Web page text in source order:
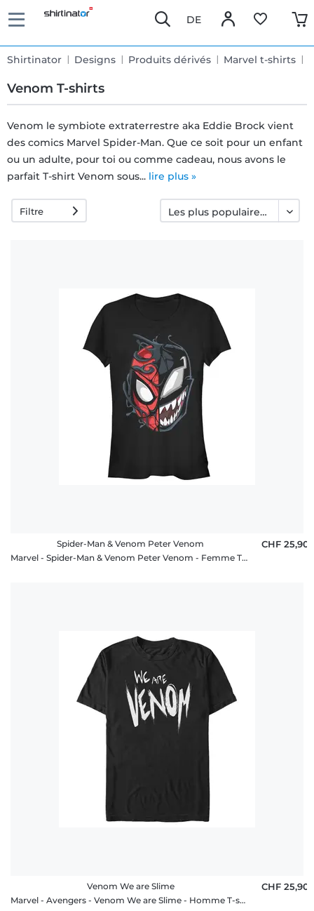
DE
Shirtinator Designs Produits dérivés Marvel t-shirts
Venom T-shirts
Livraison
rapide
Échange
rétractation
Venom le symbiote extraterrestre aka Eddie Brock vient
des comics Marvel Spider-Man. Que ce soit pour un enfant
ou un adulte, pour toi ou comme cadeau, nous avons le
parfait T-shirt Venom sous... lire plus »
Filtre
Spider-Man & Venom Peter Venom
Marvel - Spider-Man & Venom Peter Venom - Femme T-shirt
CHF 25,90
Venom We are Slime
Marvel - Avengers - Venom We are Slime - Homme T-shirt
CHF 25,90